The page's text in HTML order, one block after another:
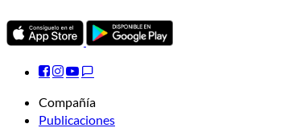
Compañía
Publicaciones